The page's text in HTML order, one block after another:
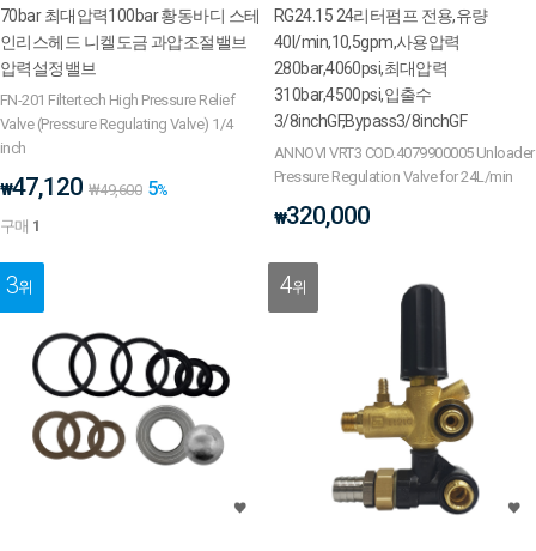
70bar 최대압력100bar 황동바디 스테
인리스헤드 니켈도금 과압조절밸브
압력설정밸브
FN-201 Filtertech High Pressure Relief
Valve (Pressure Regulating Valve) 1/4
inch
₩47,120 ₩49,600 5%
구매 1
RG24.15 24리터펌프 전용,유량
40l/min,10,5gpm,사용압력
280bar,4060psi,최대압력
310bar,4500psi,입출수
3/8inchGF,Bypass3/8inchGF
ANNOVI VRT3 COD.4079900005 Unloader
Pressure Regulation Valve for 24L/min
₩320,000
3위 4위